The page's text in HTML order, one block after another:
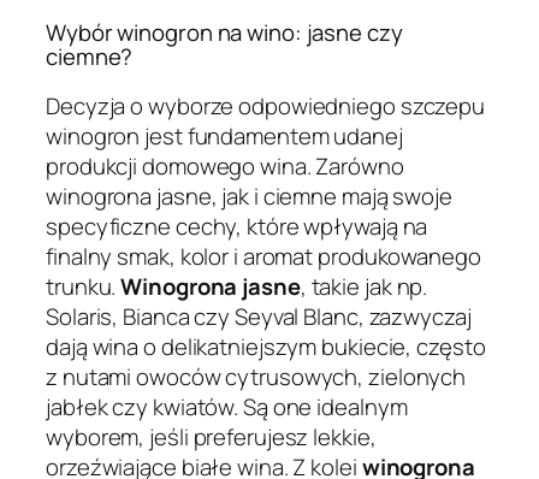
Wybór winogron na wino: jasne czy
ciemne?
Decyzja o wyborze odpowiedniego szczepu
winogron jest fundamentem udanej
produkcji domowego wina. Zarówno
winogrona jasne, jak i ciemne mają swoje
specyficzne cechy, które wpływają na
finalny smak, kolor i aromat produkowanego
trunku.Winogrona jasne, takie jak np.
Solaris, Bianca czy Seyval Blanc, zazwyczaj
dają wina o delikatniejszym bukiecie, często
z nutami owoców cytrusowych, zielonych
jabłek czy kwiatów. Są one idealnym
wyborem, jeśli preferujesz lekkie,
orzeźwiające białe wina. Z koleiwinogrona